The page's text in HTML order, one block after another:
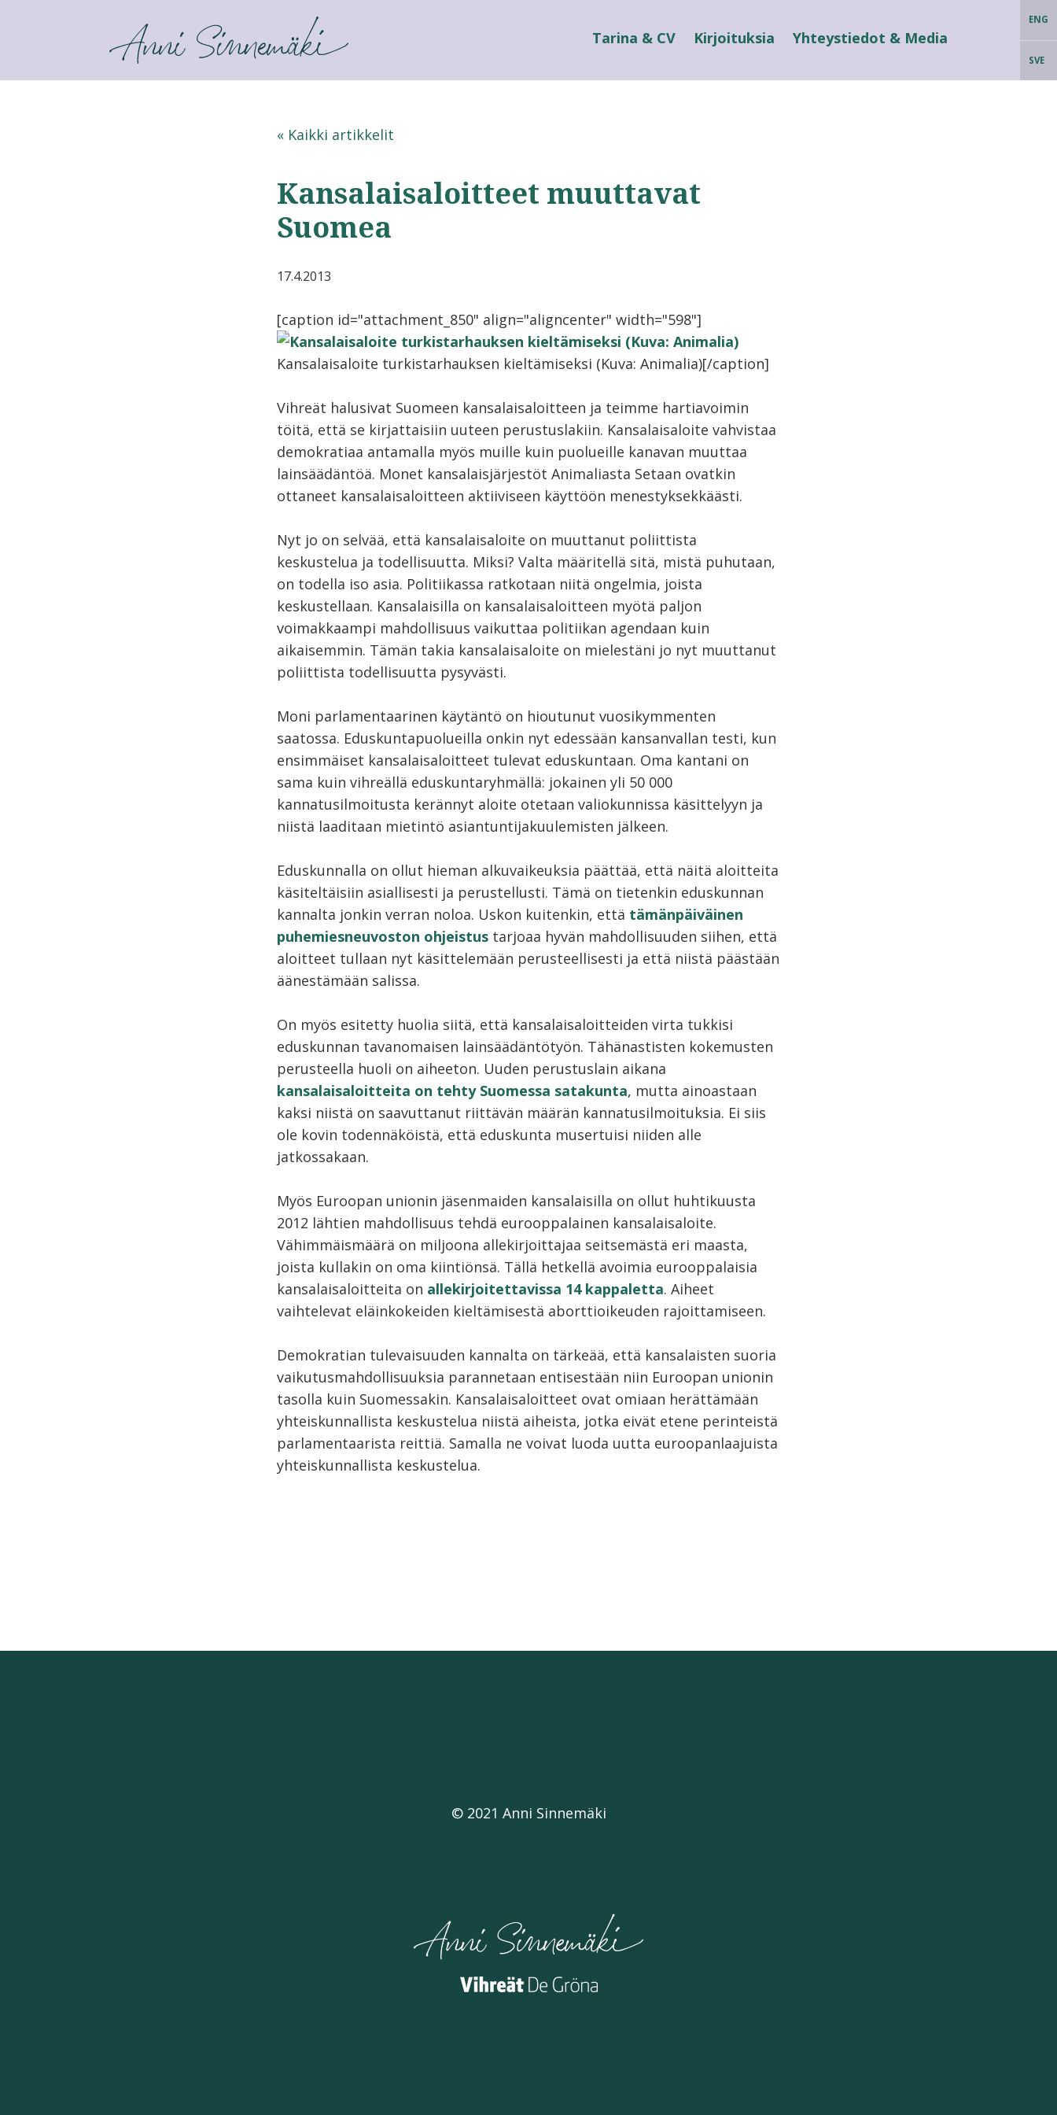
ANNI SINNEMÄKI ENG
SVE
Tarina & CV Kirjoituksia Yhteystiedot & Media
« Kaikki artikkelit
Kansalaisaloitteet muuttavat
Suomea
17.4.2013
[caption id="attachment_850" align="aligncenter" width="598"]
Kansalaisaloite turkistarhauksen kieltämiseksi (Kuva: Animalia)[/caption]
Vihreät halusivat Suomeen kansalaisaloitteen ja teimme hartiavoimin
töitä, että se kirjattaisiin uuteen perustuslakiin. Kansalaisaloite vahvistaa
demokratiaa antamalla myös muille kuin puolueille kanavan muuttaa
lainsäädäntöä. Monet kansalaisjärjestöt Animaliasta Setaan ovatkin
ottaneet kansalaisaloitteen aktiiviseen käyttöön menestyksekkäästi.
Nyt jo on selvää, että kansalaisaloite on muuttanut poliittista
keskustelua ja todellisuutta. Miksi? Valta määritellä sitä, mistä puhutaan,
on todella iso asia. Politiikassa ratkotaan niitä ongelmia, joista
keskustellaan. Kansalaisilla on kansalaisaloitteen myötä paljon
voimakkaampi mahdollisuus vaikuttaa politiikan agendaan kuin
aikaisemmin. Tämän takia kansalaisaloite on mielestäni jo nyt muuttanut
poliittista todellisuutta pysyvästi.
Moni parlamentaarinen käytäntö on hioutunut vuosikymmenten
saatossa. Eduskuntapuolueilla onkin nyt edessään kansanvallan testi, kun
ensimmäiset kansalaisaloitteet tulevat eduskuntaan. Oma kantani on
sama kuin vihreällä eduskuntaryhmällä: jokainen yli 50 000
kannatusilmoitusta kerännyt aloite otetaan valiokunnissa käsittelyyn ja
niistä laaditaan mietintö asiantuntijakuulemisten jälkeen.
Eduskunnalla on ollut hieman alkuvaikeuksia päättää, että näitä aloitteita
käsiteltäisiin asiallisesti ja perustellusti. Tämä on tietenkin eduskunnan
kannalta jonkin verran noloa. Uskon kuitenkin, että tämänpäiväinen
puhemiesneuvoston ohjeistus tarjoaa hyvän mahdollisuuden siihen, että
aloitteet tullaan nyt käsittelemään perusteellisesti ja että niistä päästään
äänestämään salissa.
On myös esitetty huolia siitä, että kansalaisaloitteiden virta tukkisi
eduskunnan tavanomaisen lainsäädäntötyön. Tähänastisten kokemusten
perusteella huoli on aiheeton. Uuden perustuslain aikana
kansalaisaloitteita on tehty Suomessa satakunta, mutta ainoastaan
kaksi niistä on saavuttanut riittävän määrän kannatusilmoituksia. Ei siis
ole kovin todennäköistä, että eduskunta musertuisi niiden alle
jatkossakaan.
Myös Euroopan unionin jäsenmaiden kansalaisilla on ollut huhtikuusta
2012 lähtien mahdollisuus tehdä eurooppalainen kansalaisaloite.
Vähimmäismäärä on miljoona allekirjoittajaa seitsemästä eri maasta,
joista kullakin on oma kiintiönsä. Tällä hetkellä avoimia eurooppalaisia
kansalaisaloitteita on allekirjoitettavissa 14 kappaletta. Aiheet
vaihtelevat eläinkokeiden kieltämisestä aborttioikeuden rajoittamiseen.
Demokratian tulevaisuuden kannalta on tärkeää, että kansalaisten suoria
vaikutusmahdollisuuksia parannetaan entisestään niin Euroopan unionin
tasolla kuin Suomessakin. Kansalaisaloitteet ovat omiaan herättämään
yhteiskunnallista keskustelua niistä aiheista, jotka eivät etene perinteistä
parlamentaarista reittiä. Samalla ne voivat luoda uutta euroopanlaajuista
yhteiskunnallista keskustelua.
© 2021 Anni Sinnemäki